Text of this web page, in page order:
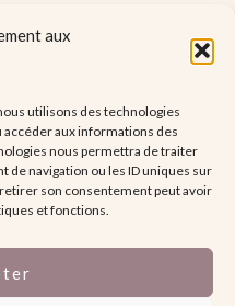
aux
utilisons des technologies
aux informations des
nous permettra de traiter
de navigation ou les ID uniques sur
son consentement peut avoir
et fonctions.